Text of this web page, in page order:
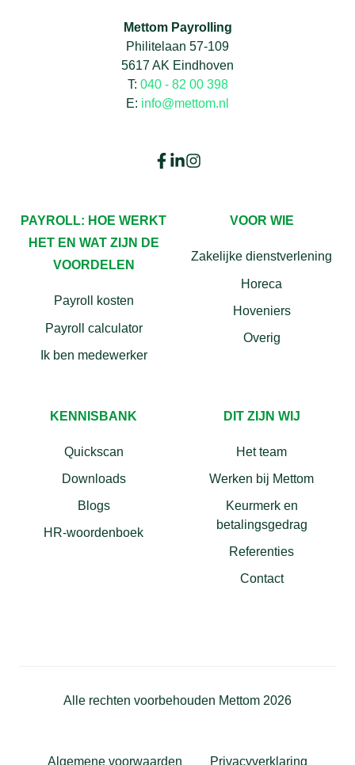
Mettom Payrolling
Philitelaan 57-109
5617 AK Eindhoven
T: 040 - 82 00 398
E: info@mettom.nl
PAYROLL: HOE WERKT
HET EN WAT ZIJN DE
VOORDELEN
Payroll kosten
Payroll calculator
Ik ben medewerker
VOOR WIE
Zakelijke dienstverlening
Horeca
Hoveniers
Overig
KENNISBANK
Quickscan
Downloads
Blogs
HR-woordenboek
DIT ZIJN WIJ
Het team
Werken bij Mettom
Keurmerk en
betalingsgedrag
Referenties
Contact
Alle rechten voorbehouden Mettom 2026
Algemene voorwaarden Privacyverklaring